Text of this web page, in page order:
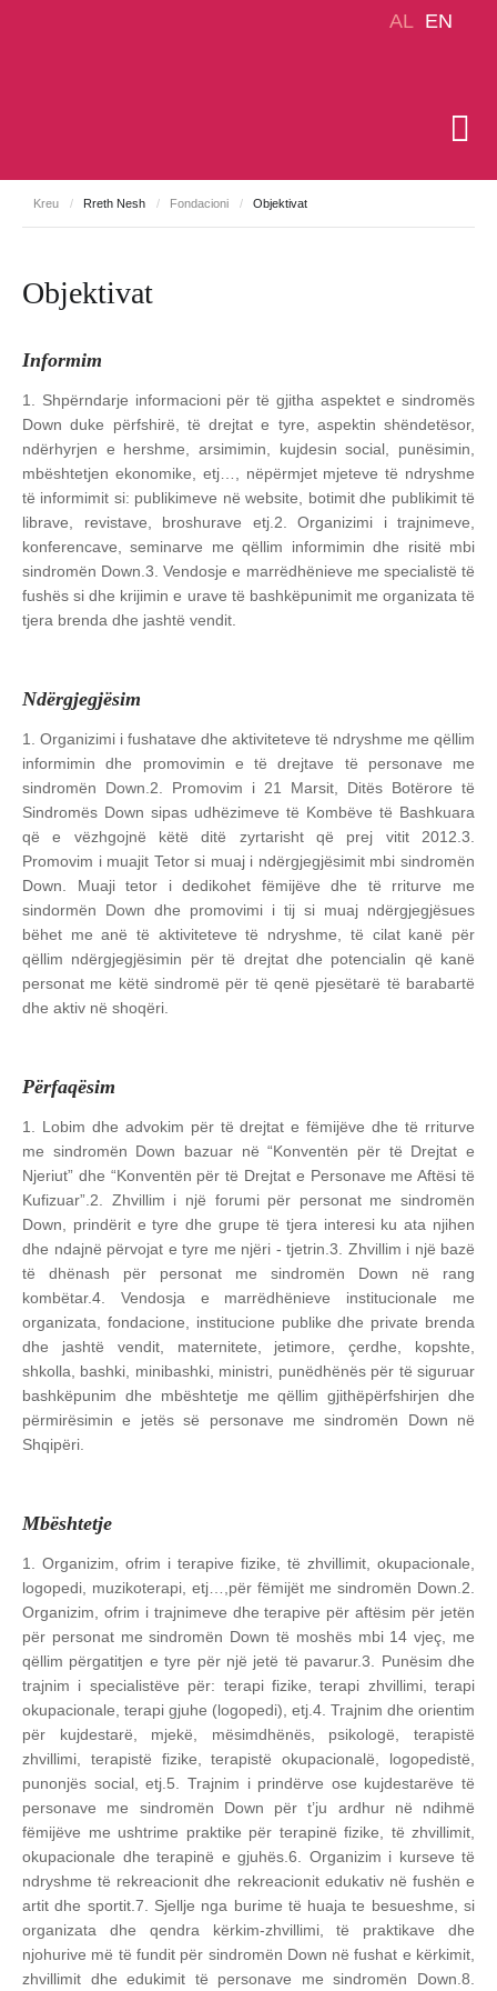
Kreu / Rreth Nesh / Fondacioni / Objektivat
Objektivat
Informim
1. Shpërndarje informacioni për të gjitha aspektet e sindromës
Down duke përfshirë, të drejtat e tyre, aspektin shëndetësor,
ndërhyrjen e hershme, arsimimin, kujdesin social, punësimin,
mbështetjen ekonomike, etj…, nëpërmjet mjeteve të ndryshme
të informimit si: publikimeve në website, botimit dhe publikimit të
librave, revistave, broshurave etj. 2. Organizimi i trajnimeve,
konferencave, seminarve me qëllim informimin dhe risitë mbi
sindromën Down.3. Vendosje e marrëdhënieve me specialistë të
fushës si dhe krijimin e urave të bashkëpunimit me organizata të
tjera brenda dhe jashtë vendit.
Ndërgjegjësim
1. Organizimi i fushatave dhe aktiviteteve të ndryshme me qëllim
informimin dhe promovimin e të drejtave të personave me
sindromën Down. 2. Promovim i 21 Marsit, Ditës Botërore të
Sindromës Down sipas udhëzimeve të Kombëve të Bashkuara
që e vëzhgojnë këtë ditë zyrtarisht që prej vitit 2012. 3.
Promovim i muajit Tetor si muaj i ndërgjegjësimit mbi sindromën
Down. Muaji tetor i dedikohet fëmijëve dhe të rriturve me
sindormën Down dhe promovimi i tij si muaj ndërgjegjësues
bëhet me anë të aktiviteteve të ndryshme, të cilat kanë për
qëllim ndërgjegjësimin për të drejtat dhe potencialin që kanë
personat me këtë sindromë për të qenë pjesëtarë të barabartë
dhe aktiv në shoqëri.
Përfaqësim
1. Lobim dhe advokim për të drejtat e fëmijëve dhe të rriturve
me sindromën Down bazuar në “Konventën për të Drejtat e
Njeriut” dhe “Konventën për të Drejtat e Personave me Aftësi të
Kufizuar”. 2. Zhvillim i një forumi për personat me sindromën
Down, prindërit e tyre dhe grupe të tjera interesi ku ata njihen
dhe ndajnë përvojat e tyre me njëri - tjetrin. 3. Zhvillim i një bazë
të dhënash për personat me sindromën Down në rang
kombëtar.4. Vendosja e marrëdhënieve institucionale me
organizata, fondacione, institucione publike dhe private brenda
dhe jashtë vendit, maternitete, jetimore, çerdhe, kopshte,
shkolla, bashki, minibashki, ministri, punëdhënës për të siguruar
bashkëpunim dhe mbështetje me qëllim gjithëpërfshirjen dhe
përmirësimin e jetës së personave me sindromën Down në
Shqipëri.
Mbështetje
1. Organizim, ofrim i terapive fizike, të zhvillimit, okupacionale,
logopedi, muzikoterapi, etj…,për fëmijët me sindromën Down. 2.
Organizim, ofrim i trajnimeve dhe terapive për aftësim për jetën
për personat me sindromën Down të moshës mbi 14 vjeç, me
qëllim përgatitjen e tyre për një jetë të pavarur.3. Punësim dhe
trajnim i specialistëve për: terapi fizike, terapi zhvillimi, terapi
okupacionale, terapi gjuhe (logopedi), etj. 4. Trajnim dhe orientim
për kujdestarë, mjekë, mësimdhënës, psikologë, terapistë
zhvillimi, terapistë fizike, terapistë okupacionalë, logopedistë,
punonjës social, etj. 5. Trajnim i prindërve ose kujdestarëve të
personave me sindromën Down për t’ju ardhur në ndihmë
fëmijëve me ushtrime praktike për terapinë fizike, të zhvillimit,
okupacionale dhe terapinë e gjuhës. 6. Organizim i kurseve të
ndryshme të rekreacionit dhe rekreacionit edukativ në fushën e
artit dhe sportit. 7. Sjellje nga burime të huaja te besueshme, si
organizata dhe qendra kërkim-zhvillimi, të praktikave dhe
njohurive më të fundit për sindromën Down në fushat e kërkimit,
zhvillimit dhe edukimit të personave me sindromën Down. 8.
AL EN